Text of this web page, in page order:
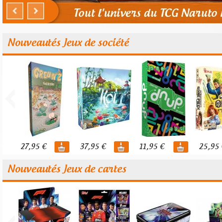
Nouveautés Jeux de société
27,95 € 37,95 € 11,95 € 25,95
Nouveautés Jeux de cartes